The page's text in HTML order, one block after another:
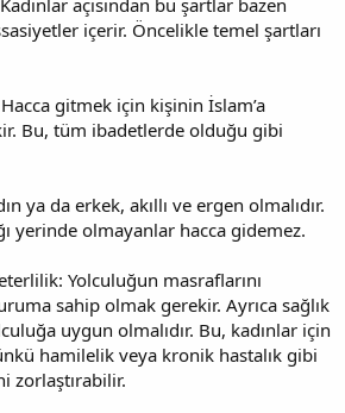
içerir. Öncelikle temel şartları
gitmek için kişinin İslam’a
Bu, tüm ibadetlerde olduğu gibi
ya da erkek, akıllı ve ergen olmalıdır.
yerinde olmayanlar hacca gidemez.
Yolculuğun masraflarını
sahip olmak gerekir. Ayrıca sağlık
uygun olmalıdır. Bu, kadınlar için
hamilelik veya kronik hastalık gibi
zorlaştırabilir.